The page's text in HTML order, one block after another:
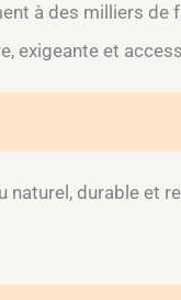
à des milliers
exigeante et
naturel, durable et